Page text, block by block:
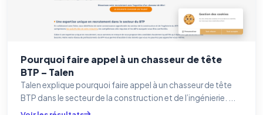
Pourquoi faire appel à un chasseur de tête
BTP – Talen
Talen explique pourquoi faire appel à un chasseur de tête
BTP dans le secteur de la construction et de l’ingénierie. ...